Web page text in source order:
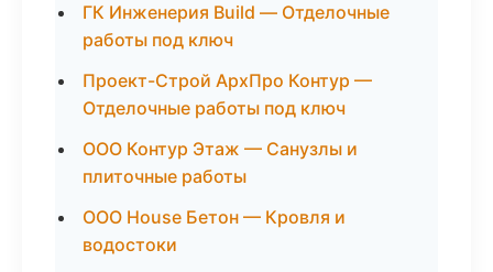
ГК Инженерия Build — Отделочные
работы под ключ
Проект-Строй АрхПро Контур —
Отделочные работы под ключ
ООО Контур Этаж — Санузлы и
плиточные работы
ООО House Бетон — Кровля и
водостоки